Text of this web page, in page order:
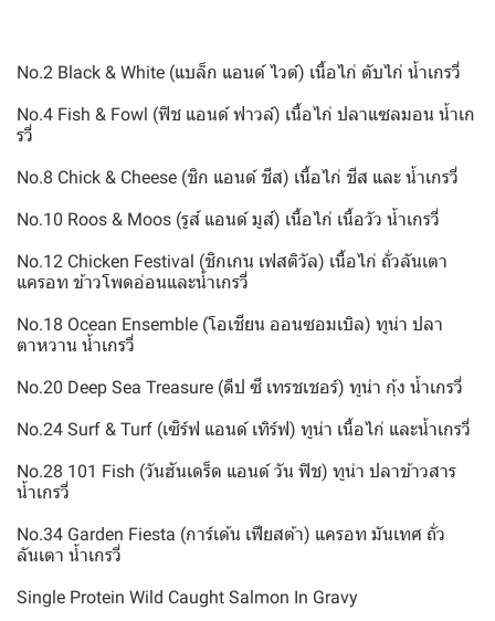
No.2 Black & White (แบล็ก แอนด์ ไวต์) เนื้อไก่ ตับไก่ น้ำเกรวี่
No.4 Fish & Fowl (ฟิช แอนด์ ฟาวล์) เนื้อไก่ ปลาแซลมอน น้ำเก
รวี่
No.8 Chick & Cheese (ชิก แอนด์ ชีส) เนื้อไก่ ชีส และ น้ำเกรวี่
No.10 Roos & Moos (รูส์ แอนด์ มูส์) เนื้อไก่ เนื้อวัว น้ำเกรวี่
No.12 Chicken Festival (ชิกเกน เฟสติวัล) เนื้อไก่ ถั่วลันเตา
แครอท ข้าวโพดอ่อนและน้ำเกรวี่
No.18 Ocean Ensemble (โอเชียน ออนซอมเบิล) ทูน่า ปลา
ตาหวาน น้ำเกรวี่
No.20 Deep Sea Treasure (ดีป ซี เทรชเชอร์) ทูน่า กุ้ง น้ำเกรวี่
No.24 Surf & Turf (เซิร์ฟ แอนด์ เทิร์ฟ) ทูน่า เนื้อไก่ และน้ำเกรวี่
No.28 101 Fish (วันฮันเดร็ด แอนด์ วัน ฟิช) ทูน่า ปลาข้าวสาร
น้ำเกรวี่
No.34 Garden Fiesta (การ์เด้น เฟียสต้า) แครอท มันเทศ ถั่ว
ลันเตา น้ำเกรวี่
Single Protein Wild Caught Salmon In Gravy